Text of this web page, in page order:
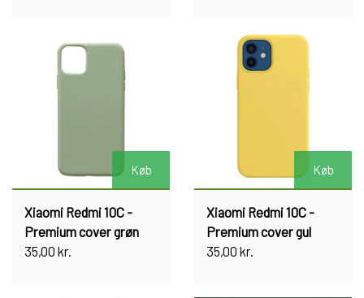
Køb
Xiaomi Redmi 10C -
Premium cover grøn
35,00 kr.
Køb
Xiaomi Redmi 10C -
Premium cover gul
35,00 kr.